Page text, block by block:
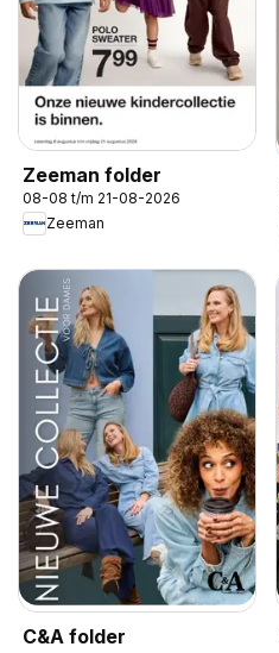
Zeeman folder
08-08 t/m 21-08-2026
Zeeman
C&A folder